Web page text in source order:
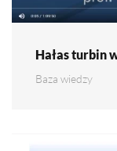
Hałas turbin
Baza wiedzy